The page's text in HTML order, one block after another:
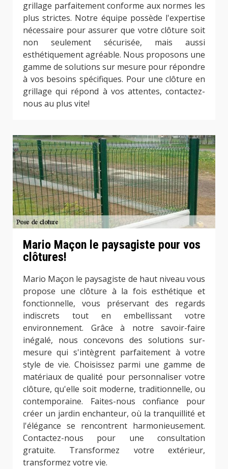
grillage parfaitement conforme aux normes les
plus strictes. Notre équipe possède l'expertise
nécessaire pour assurer que votre clôture soit
non seulement sécurisée, mais aussi
esthétiquement agréable. Nous proposons une
gamme de solutions sur mesure pour répondre
à vos besoins spécifiques. Pour une clôture en
grillage qui répond à vos attentes, contactez-
nous au plus vite!
Mario Maçon le paysagiste pour vos
clôtures!
Mario Maçon le paysagiste de haut niveau vous
propose une clôture à la fois esthétique et
fonctionnelle, vous préservant des regards
indiscrets tout en embellissant votre
environnement. Grâce à notre savoir-faire
inégalé, nous concevons des solutions sur-
mesure qui s'intègrent parfaitement à votre
style de vie. Choisissez parmi une gamme de
matériaux de qualité pour personnaliser votre
clôture, qu'elle soit moderne, traditionnelle, ou
contemporaine. Faites-nous confiance pour
créer un jardin enchanteur, où la tranquillité et
l'élégance se rencontrent harmonieusement.
Contactez-nous pour une consultation
gratuite. Transformez votre extérieur,
transformez votre vie.